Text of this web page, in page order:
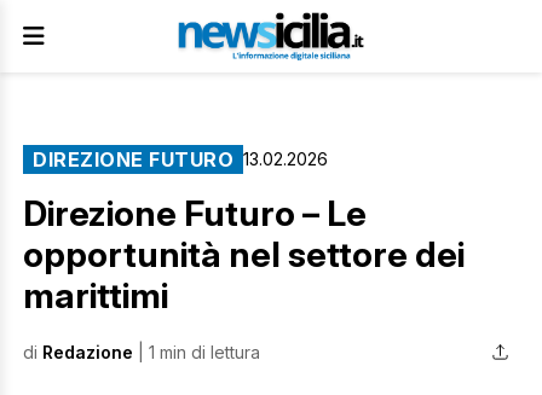
DIREZIONE FUTURO 13.02.2026
Direzione Futuro – Le
opportunità nel settore dei
marittimi
di Redazione | 1 min di lettura